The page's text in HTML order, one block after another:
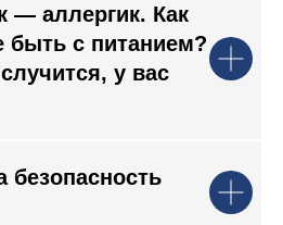
— аллергик. Как
быть с питанием?
у вас
безопасность